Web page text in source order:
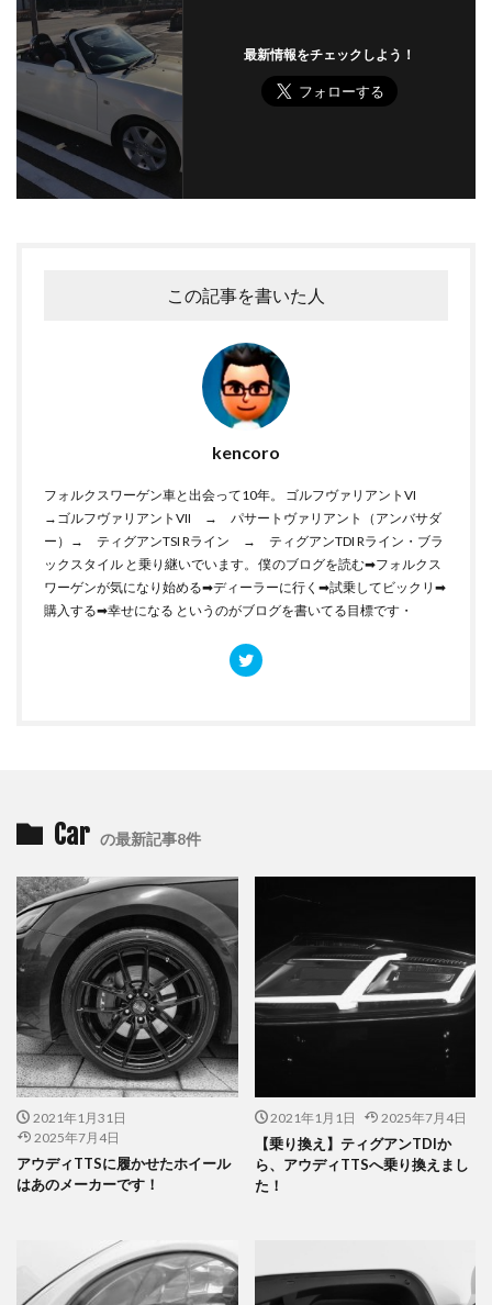
最新情報をチェックしよう！
この記事を書いた人
kencoro
フォルクスワーゲン車と出会って10年。 ゴルフヴァリアントVI
→ゴルフヴァリアントVII → パサートヴァリアント（アンバサダ
ー）→ ティグアンTSI Rライン → ティグアンTDI Rライン・ブラ
ックスタイル と乗り継いでいます。 僕のブログを読む➡︎フォルクス
ワーゲンが気になり始める➡︎ディーラーに行く➡︎試乗してビックリ➡︎
購入する➡︎幸せになる というのがブログを書いてる目標です・
Car の最新記事8件
2021年1月31日
2025年7月4日
アウディTTSに履かせたホイール
はあのメーカーです！
2021年1月1日 2025年7月4日
【乗り換え】ティグアンTDIか
ら、アウディTTSへ乗り換えまし
た！